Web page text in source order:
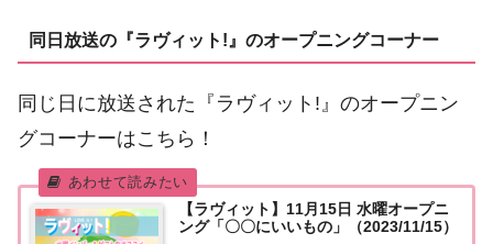
同日放送の『ラヴィット!』のオープニングコーナー
同じ日に放送された『ラヴィット!』のオープニン
グコーナーはこちら！
【ラヴィット】11月15日 水曜オープニ
ング「〇〇にいいもの」（2023/11/15）